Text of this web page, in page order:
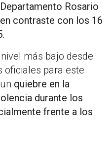
Rosario
contraste con los 16
más bajo desde
oficiales para este
quiebre en la
durante los
frente a los